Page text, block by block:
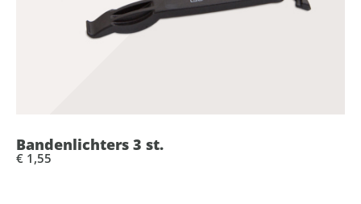
Bandenlichters 3 st.
€ 1,55